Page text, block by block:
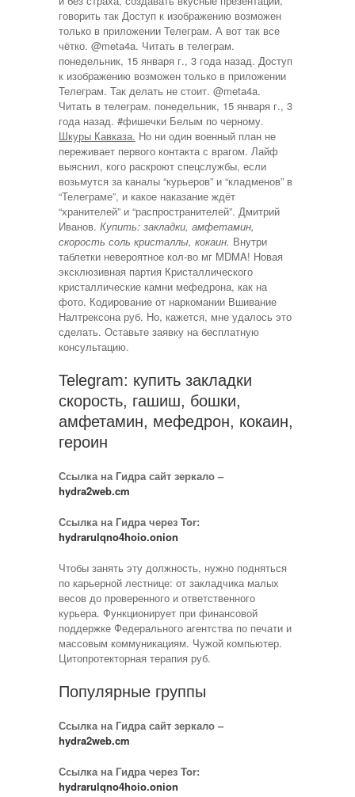
говорить так Доступ к изображению возможен
только в приложении Телеграм. А вот так все
чётко. @meta4a. Читать в телеграм.
понедельник, 15 января г., 3 года назад. Доступ
к изображению возможен только в приложении
Телеграм. Так делать не стоит. @meta4a.
Читать в телеграм. понедельник, 15 января г., 3
года назад. #фишечки Белым по черному.
Шкуры Кавказа. Но ни один военный план не
переживает первого контакта с врагом. Лайф
выяснил, кого раскроют спецслужбы, если
возьмутся за каналы “курьеров” и “кладменов” в
“Телеграме”, и какое наказание ждёт
“хранителей” и “распространителей”. Дмитрий
Иванов. Купить: закладки, амфетамин,
скорость соль кристаллы, кокаин. Внутри
таблетки невероятное кол-во мг MDMA! Новая
эксклюзивная партия Кристаллического
кристаллические камни мефедрона, как на
фото. Кодирование от наркомании Вшивание
Налтрексона руб. Но, кажется, мне удалось это
сделать. Оставьте заявку на бесплатную
консультацию.
Telegram: купить закладки
скорость, гашиш, бошки,
амфетамин, мефедрон, кокаин,
героин
Ссылка на Гидра сайт зеркало –
hydra2web.cm
Ссылка на Гидра через Tor:
hydrarulqno4hoio.onion
Чтобы занять эту должность, нужно подняться
по карьерной лестнице: от закладчика малых
весов до проверенного и ответственного
курьера. Функционирует при финансовой
поддержке Федерального агентства по печати и
массовым коммуникациям. Чужой компьютер.
Цитопротекторная терапия руб.
Популярные группы
Ссылка на Гидра сайт зеркало –
hydra2web.cm
Ссылка на Гидра через Tor:
hydrarulqno4hoio.onion